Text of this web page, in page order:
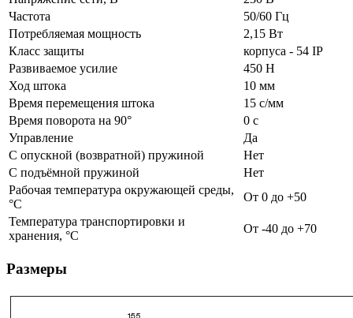
Частота
50/60 Гц
Потребляемая мощность
2,15 Вт
Класс защиты
корпуса - 54 IP
Развиваемое усилие
450 Н
Ход штока
10 мм
Время перемещения штока
15 с/мм
Время поворота на 90°
0 с
Управление
Да
С опускной (возвратной) пружиной
Нет
С подъёмной пружиной
Нет
Рабочая температура окружающей среды,
°C
От 0 до +50
Температура транспортировки и
хранения, °C
От -40 до +70
Размеры